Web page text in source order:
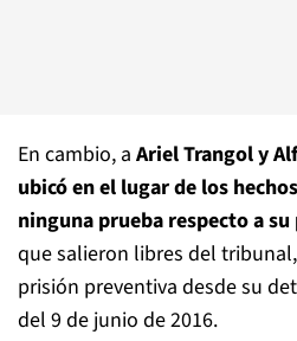
En cambio, a Ariel Trangol y
ubicó en el lugar de los
ninguna prueba respecto a
que salieron libres del
prisión preventiva desde su
del 9 de junio de 2016.